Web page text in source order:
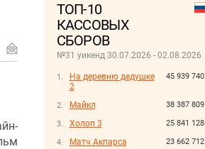
ТОП-10
КАССОВЫХ
СБОРОВ
№31 уикенд 30.07.2026 - 02.08.2026
45 939 740
На деревню дедушке
2
38 387 809
Майкл
25 841 128
Холоп 3
23 662 712
Матч Акпарса